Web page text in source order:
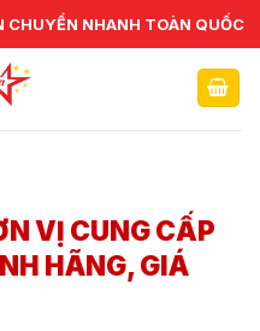
VẬT TƯ NGÂN HÀNG TOÀN
VỊ CUNG CẤP
HÃNG, GIÁ
NHANH TOÀN QUỐC